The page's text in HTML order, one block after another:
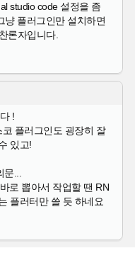
studio code 설정을 좀
냥 플러그인만 설치하면
론자입니다.
!
플러그인도 굉장히 잘
있고!
...
로 뽑아서 작업할 땐 RN
플러터만 쓸 듯 하네요